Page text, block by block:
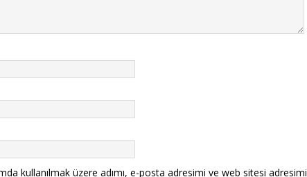
kullanılmak üzere adımı, e-posta adresimi ve web sitesi adresimi